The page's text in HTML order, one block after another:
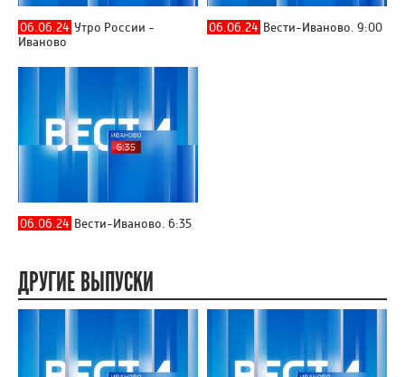
06.06.24 Утро России -
Иваново
06.06.24 Вести-Иваново. 9:00
06.06.24 Вести-Иваново. 6:35
ДРУГИЕ ВЫПУСКИ